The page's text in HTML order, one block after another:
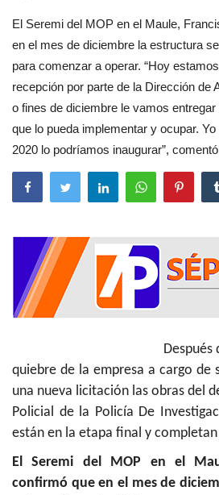
El Seremi del MOP en el Maule,
en el mes de diciembre la estructura
para comenzar a operar. “Hoy
recepción por parte de la Dirección de
o fines de diciembre le vamos
que lo pueda implementar y ocupar.
2020 lo podríamos inaugurar”,
Después de un
quiebre de la empresa a cargo de
una nueva licitación las obras del
Policial de la Policía De
están en la etapa final y completan
El Seremi del MOP en el
confirmó que en el mes de